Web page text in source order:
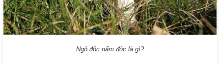
Ngộ độc nấm độc là gì?